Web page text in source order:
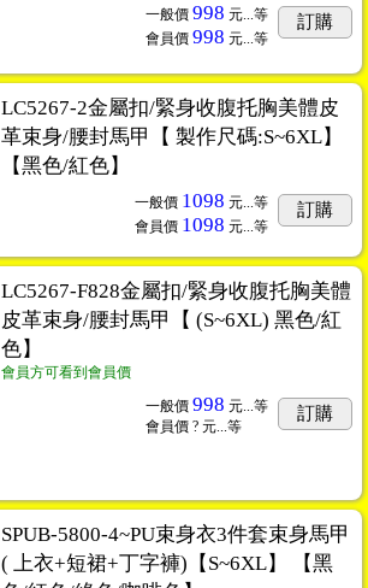
一般價 998 元...等
會員價 998 元...等
訂購
LC5267-2金屬扣/緊身收腹托胸美體皮
革束身/腰封馬甲【 製作尺碼:S~6XL】
【黑色/紅色】
一般價 1098 元...等
會員價 1098 元...等
訂購
LC5267-F828金屬扣/緊身收腹托胸美體
皮革束身/腰封馬甲【 (S~6XL) 黑色/紅
色】
會員方可看到會員價
一般價 998 元...等
會員價 ? 元...等
訂購
SPUB-5800-4~PU束身衣3件套束身馬甲
( 上衣+短裙+丁字褲)【S~6XL】 【黑